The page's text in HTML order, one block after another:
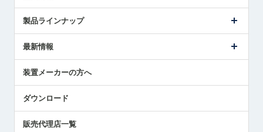
ごあいさつ
受賞履歴
採用情報
国/地域/言語
製品ラインナップ
ツールセッタ製品
エアマイクロセンサ製品
最新情報
メトロールの技術
社員ブログ
中小企業のBCP地震対策
装置メーカーの方へ
ダウンロード
販売代理店一覧